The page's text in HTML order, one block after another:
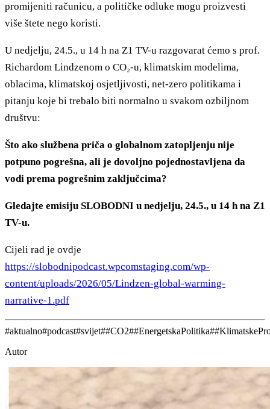
promijeniti računicu, a političke odluke mogu proizvesti
više štete nego koristi.
U nedjelju, 24.5., u 14 h na Z1 TV-u razgovarat ćemo s prof.
Richardom Lindzenom o CO₂-u, klimatskim modelima,
oblacima, klimatskoj osjetljivosti, net-zero politikama i
pitanju koje bi trebalo biti normalno u svakom ozbiljnom
društvu:
Što ako službena priča o globalnom zatopljenju nije
potpuno pogrešna, ali je dovoljno pojednostavljena da
vodi prema pogrešnim zaključcima?
Gledajte emisiju SLOBODNI u nedjelju, 24.5., u 14 h na Z1
TV-u.
Cijeli rad je ovdje
https://slobodnipodcast.wpcomstaging.com/wp-
content/uploads/2026/05/Lindzen-global-warming-
narrative-1.pdf
#aktualno#podcast#svijet##CO2##EnergetskaPolitika#
Autor